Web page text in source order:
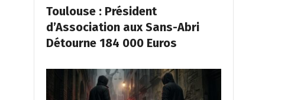
Toulouse : Président
d’Association aux Sans-Abri
Détourne 184 000 Euros